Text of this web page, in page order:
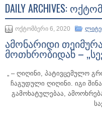
DAILY ARCHIVES:
ოქტომბერი 6, 2020
ამონარიდი
მოთხრობიდან –
„ – ღიღინი, პატივცემულო
ჩაგუდული ღიღინი. იგი
გამოხატულებაა,